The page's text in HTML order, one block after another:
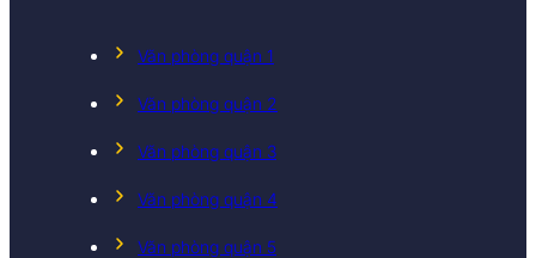
Văn phòng quận 1
Văn phòng quận 2
Văn phòng quận 3
Văn phòng quận 4
Văn phòng quận 5